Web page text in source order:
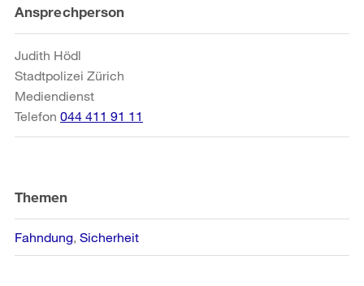
Weitere
Informationen
Ansprechperson
Judith Hödl
Stadtpolizei Zürich
Mediendienst
Telefon 044 411 91 11
Themen
Fahndung Sicherheit